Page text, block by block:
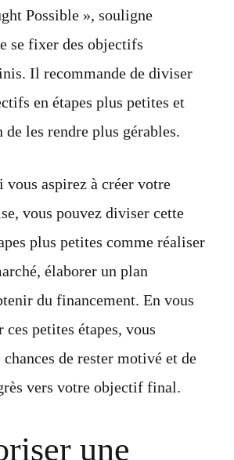
Possible », souligne
se fixer des objectifs
Il recommande de diviser
en étapes plus petites et
les rendre plus gérables.
vous aspirez à créer votre
vous pouvez diviser cette
plus petites comme réaliser
élaborer un plan
du financement. En vous
ces petites étapes, vous
de rester motivé et de
vers votre objectif final.
une